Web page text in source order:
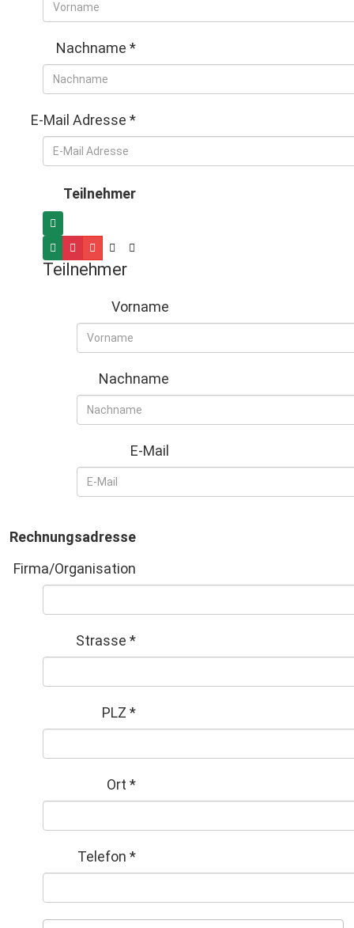
Nachname *
E-Mail Adresse *
Teilnehmer
Teilnehmer
Vorname
Nachname
E-Mail
Rechnungsadresse
Firma/Organisation
Strasse *
PLZ *
Ort *
Telefon *